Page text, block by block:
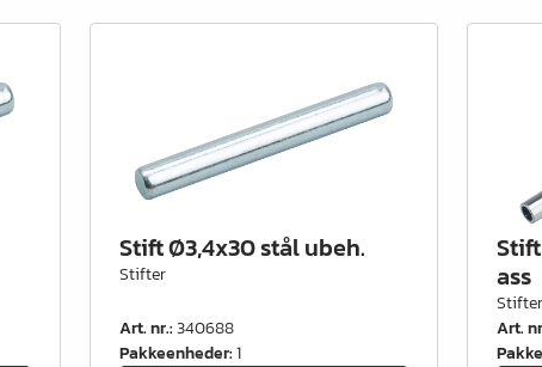
Stift Ø3,4x30 stål ubeh.
Stifter
Art. nr.:340688
Pakkeenheder:1
ass
Stifter
Art.